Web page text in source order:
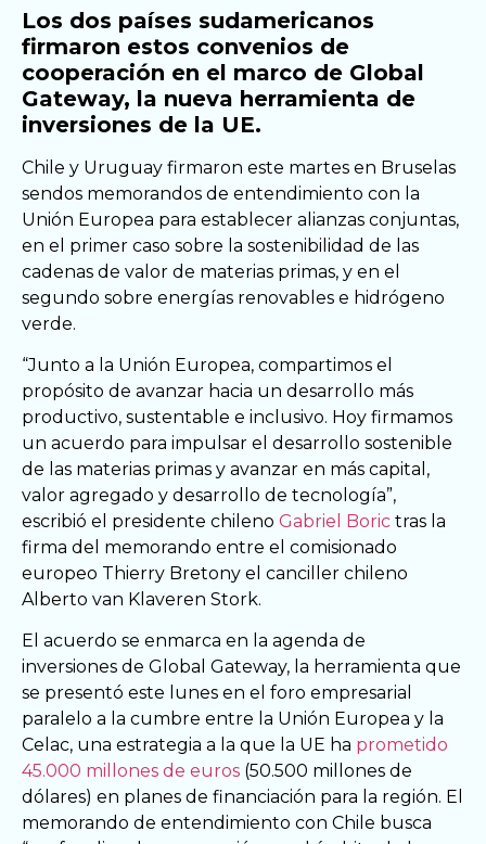
Los dos países sudamericanos
firmaron estos convenios de
cooperación en el marco de Global
Gateway, la nueva herramienta de
inversiones de la UE.
Chile y Uruguay firmaron este martes en Bruselas
sendos memorandos de entendimiento con la
Unión Europea para establecer alianzas conjuntas,
en el primer caso sobre la sostenibilidad de las
cadenas de valor de materias primas, y en el
segundo sobre energías renovables e hidrógeno
verde.
“Junto a la Unión Europea, compartimos el
propósito de avanzar hacia un desarrollo más
productivo, sustentable e inclusivo. Hoy firmamos
un acuerdo para impulsar el desarrollo sostenible
de las materias primas y avanzar en más capital,
valor agregado y desarrollo de tecnología”,
escribió el presidente chileno Gabriel Boric tras la
firma del memorando entre el comisionado
europeo Thierry Bretony el canciller chileno
Alberto van Klaveren Stork.
El acuerdo se enmarca en la agenda de
inversiones de Global Gateway, la herramienta que
se presentó este lunes en el foro empresarial
paralelo a la cumbre entre la Unión Europea y la
Celac, una estrategia a la que la UE ha prometido
45.000 millones de euros (50.500 millones de
dólares) en planes de financiación para la región. El
memorando de entendimiento con Chile busca